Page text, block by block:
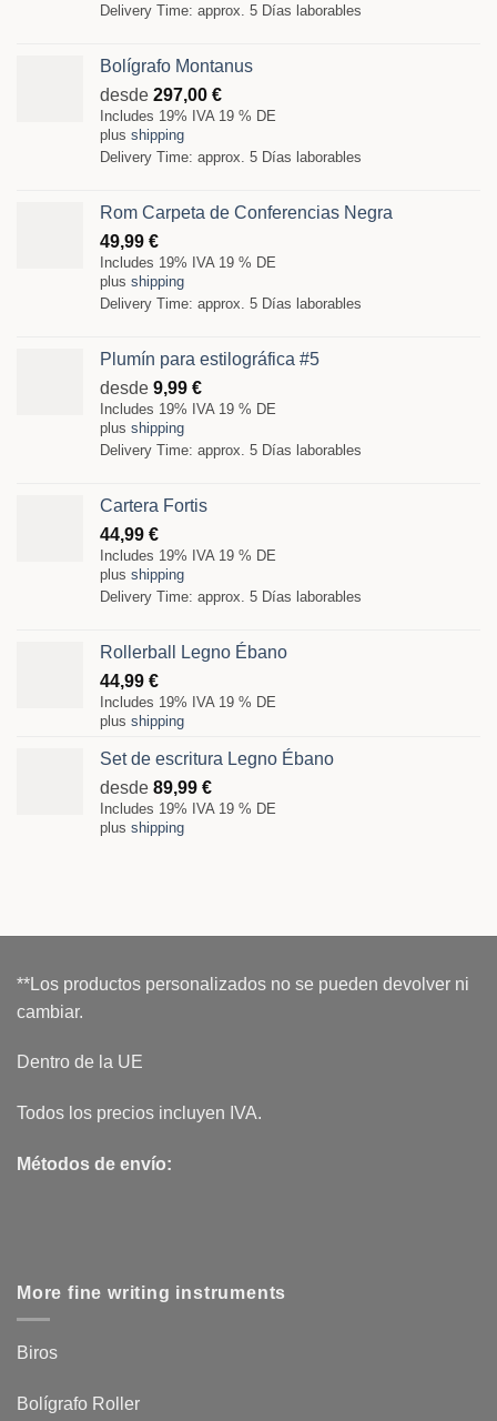
Delivery Time: approx. 5 Días laborables
Bolígrafo Montanus
desde 297,00 €
Includes 19% IVA 19 % DE
plus shipping
Delivery Time: approx. 5 Días laborables
Rom Carpeta de Conferencias Negra
49,99 €
Includes 19% IVA 19 % DE
plus shipping
Delivery Time: approx. 5 Días laborables
Plumín para estilográfica #5
desde 9,99 €
Includes 19% IVA 19 % DE
plus shipping
Delivery Time: approx. 5 Días laborables
Cartera Fortis
44,99 €
Includes 19% IVA 19 % DE
plus shipping
Delivery Time: approx. 5 Días laborables
Rollerball Legno Ébano
44,99 €
Includes 19% IVA 19 % DE
plus shipping
Set de escritura Legno Ébano
desde 89,99 €
Includes 19% IVA 19 % DE
plus shipping
**Los productos personalizados no se pueden devolver ni
cambiar.
Dentro de la UE
Todos los precios incluyen IVA.
Métodos de envío:
More fine writing instruments
Biros
Bolígrafo Roller